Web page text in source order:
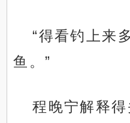
“得看钓上来
鱼。”
程晚宁解释